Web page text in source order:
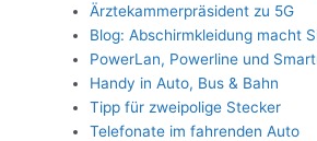
Ärztekammerpräsident zu 5G
Blog: Abschirmkleidung macht
PowerLan, Powerline und
Handy in Auto, Bus & Bahn
Tipp für zweipolige Stecker
Telefonate im fahrenden Auto